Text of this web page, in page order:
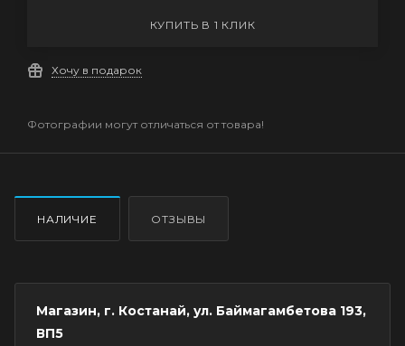
КУПИТЬ В 1 КЛИК
Хочу в подарок
Фотографии могут отличаться от товара!
НАЛИЧИЕ ОТЗЫВЫ
Магазин, г. Костанай, ул. Баймагамбетова 193,
ВП5